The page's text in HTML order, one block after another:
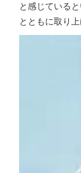
と感じている
とともに取り上